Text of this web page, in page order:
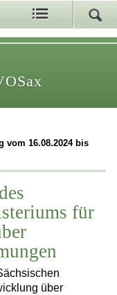
vom 16.08.2024 bis
für
über